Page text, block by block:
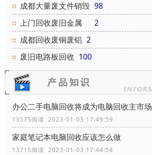
成都大量废文件销毁 98
上门回收废旧金属
2
成都回收废铜废铝 2
废旧电路板回收 100
办公二手电脑回收将成为电脑回收主市场
13575阅读 2023-01-03 17:49:59
家庭笔记本电脑回收应该怎么做
13715阅读 2023-01-03 17:44:54